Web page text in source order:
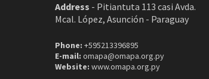
Address - Pitiantuta 113 casi Avda.
Mcal. López, Asunción - Paraguay
Phone: +595213396895
E-mail: omapa@omapa.org.py
Website: www.omapa.org.py